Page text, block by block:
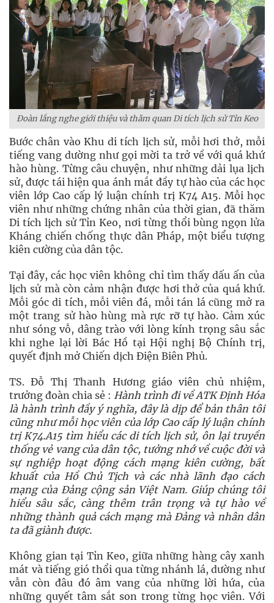
Đoàn lắng nghe giới thiệu và thăm quan Di tích lịch sử Tỉn Keo
Bước chân vào Khu di tích lịch sử, mỗi hơi thở, mỗi
tiếng vang dường như gọi mời ta trở về với quá khứ
hào hùng. Từng câu chuyện, như những dải lụa lịch
sử, được tái hiện qua ánh mắt đầy tự hào của các học
viên lớp Cao cấp lý luận chính trị K74 A15. Mỗi học
viên như những chứng nhân của thời gian, đã thăm
Di tích lịch sử Tỉn Keo, nơi từng thổi bùng ngọn lửa
Kháng chiến chống thực dân Pháp, một biểu tượng
kiên cường của dân tộc.
Tại đây, các học viên không chỉ tìm thấy dấu ấn của
lịch sử mà còn cảm nhận được hơi thở của quá khứ.
Mỗi góc di tích, mỗi viên đá, mỗi tán lá cũng mở ra
một trang sử hào hùng mà rực rỡ tự hào. Cảm xúc
như sóng vỗ, dâng trào với lòng kính trọng sâu sắc
khi nghe lại lời Bác Hồ tại Hội nghị Bộ Chính trị,
quyết định mở Chiến dịch Điện Biên Phủ.
TS. Đỗ Thị Thanh Hương giáo viên chủ nhiệm,
trưởng đoàn chia sẻ : Hành trình đi về ATK Định Hóa
là hành trình đầy ý nghĩa, đây là dịp để bản thân tôi
cũng như mỗi học viên của lớp Cao cấp lý luận chính
trị K74.A15 tìm hiểu các di tích lịch sử, ôn lại truyền
thống vẻ vang của dân tộc, tưởng nhớ về cuộc đời và
sự nghiệp hoạt động cách mạng kiên cường, bất
khuất của Hồ Chủ Tịch và các nhà lãnh đạo cách
mạng của Đảng cộng sản Việt Nam. Giúp chúng tôi
hiểu sâu sắc, càng thêm trân trọng và tự hào về
những thành quả cách mạng mà Đảng và nhân dân
ta đã giành được.
Không gian tại Tỉn Keo, giữa những hàng cây xanh
mát và tiếng gió thổi qua từng nhánh lá, dường như
vẫn còn đâu đó âm vang của những lời hứa, của
những quyết tâm sắt son trong từng học viên. Với